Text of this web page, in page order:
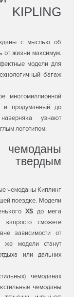
с мыслью об
от жизни максимум.
модели для
багаж
многомиллионной
и продуманный до
узнают
логотипом.
чемоданы Киплинг
поездке. Модели
XSдо мега
сможете
зависимости от
же модели станут
или дальних
чемоданах
чемоданы